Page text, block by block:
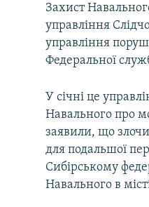
Захист
управління
управління
Федеральної
У січні це
Навального про
заявили, що
для подальшої
Сибірському
Навального в